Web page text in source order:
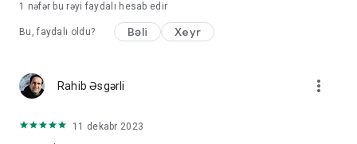
1 nəfər bu rəyi faydalı hesab edir
Bu, faydalı oldu? Bəli Xeyr
Rahib Əsgərli more_vert
11 dekabr 2023